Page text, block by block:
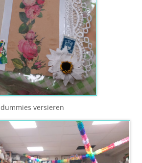
dummies versieren